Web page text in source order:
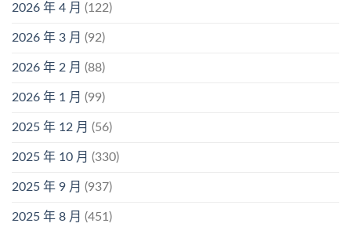
2026 年 4 月 (122)
2026 年 3 月 (92)
2026 年 2 月 (88)
2026 年 1 月 (99)
2025 年 12 月 (56)
2025 年 10 月 (330)
2025 年 9 月 (937)
2025 年 8 月 (451)